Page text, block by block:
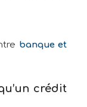
banque et
crédit